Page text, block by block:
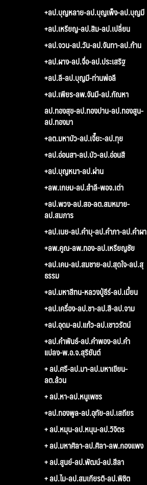
+ลป.บุญหลาย-ลป.บุญเพ็ง-ลป.บุญมี
+ลป.เหรียญ-ลป.สิม-ลป.เปลี่ยน
+ลป.จวน-ลป.วัน-ลป.จันทา-ลป.ก้าน
+ลป.ผาง-ลป.จื่อ-ลป.ประเสริฐ
+ลป.ลี-ลป.บุญมี-ท่านพ่อลี
+ลป.เพียร-ลพ.จันมี-ลป.กัณหา
ลป.ทองสุข-ลป.ทองปาน-ลป.ทองสูน-
ลป.ทองมา
+ลต.มหาบัว-ลป.เจี๊ยะ-ลป.ทุย
+ลป.อ่อนสา-ลป.บัว-ลป.อ่อนสี
+ลป.บุญหนา-ลป.ผ่าน
+ลพ.เกษม-ลป.สำลี-พอจ.เต่า
+ลป.พวง-ลป.สอ-ลต.สมหมาย-
ลป.สมภาร
+ลป.เนย-ลป.คำบุ-ลป.คำภา-ลป.คำผา
+ลพ.คูณ-ลพ.ทอง-ลป.เหรียญชัย
+ลป.เคน-ลป.สมชาย-ลป.สุดใจ-ลป.สุ
ธรรม
+ลป.มหาสีทน-หลวงปู่ธีร์-ลป.เมี้ยน
+ลป.เครื่อง-ลป.ชา-ลป.สี-ลป.จาม
+ลป.อุดม-ลป.แก้ว-ลป.เชาวรัตน์
+ลป.คำพันธ์-ลป.คำพอง-ลป.คำ
แปลง-พ.อ.จ.สุริยันต์
+ ลป.ศรี-ลป.มา-ลป.มหาเขียน-
ลต.ล้วน
+ ลป.หา-ลป.หนูเพชร
+ลป.ทองพูล-ลป.อุทัย-ลป.เสถียร
+ ลป.หมุน-ลป.หนุน-ลป.วิจิตร
+ ลป.มหาศิลา-ลป.ศิลา-ลพ.กองแพง
+ ลป.สูนย์-ลป.พัฒน์-ลป.สีลา
+ ลป.ไม-ลป.สมเกียรติ-ลป.พิชิต